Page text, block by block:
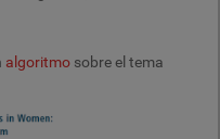
algoritmo sobre el tema